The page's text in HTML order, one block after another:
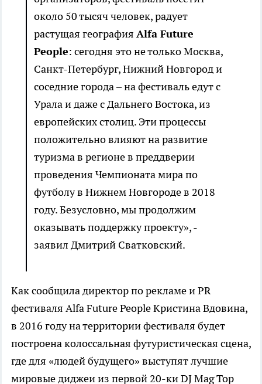
около 50 тысяч человек, радует
растущая география Alfa Future
People: сегодня это не только Москва,
Санкт-Петербург, Нижний Новгород и
соседние города – на фестиваль едут с
Урала и даже с Дальнего Востока, из
европейских столиц. Эти процессы
положительно влияют на развитие
туризма в регионе в преддверии
проведения Чемпионата мира по
футболу в Нижнем Новгороде в 2018
году. Безусловно, мы продолжим
оказывать поддержку проекту», -
заявил Дмитрий Сватковский.
Как сообщила директор по рекламе и PR
фестиваля Alfa Future People Кристина Вдовина,
в 2016 году на территории фестиваля будет
построена колоссальная футуристическая сцена,
где для «людей будущего» выступят лучшие
мировые диджеи из первой 20-ки DJ Mag Top